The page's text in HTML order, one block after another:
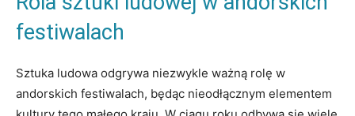
festiwalach
Sztuka ludowa odgrywa niezwykle ważną​ rolę w
⁣andorskich festiwalach, ‍będąc nieodłącznym elementem​